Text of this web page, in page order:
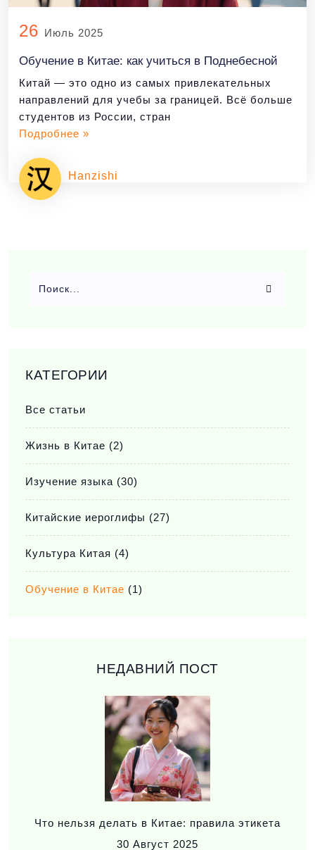
26 Июль 2025
Обучение в Китае: как учиться в Поднебесной
Китай — это одно из самых привлекательных
направлений для учебы за границей. Всё больше
студентов из России, стран
Подробнее »
Hanzishi
КАТЕГОРИИ
Все статьи
Жизнь в Китае (2)
Изучение языка (30)
Китайские иероглифы (27)
Культура Китая (4)
Обучение в Китае (1)
НЕДАВНИЙ ПОСТ
Что нельзя делать в Китае: правила этикета
30 Август 2025